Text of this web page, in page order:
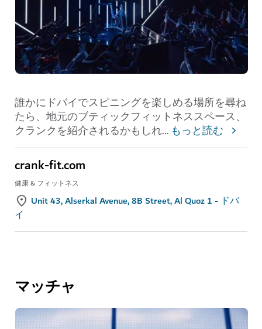
誰かにドバイでスピニングを楽しめる場所を尋ね
たら、地元のブティックフィットネススペース、
クランクを紹介されるかもしれ... もっと読む
crank-fit.com
健康 & フィットネス
Unit 43, Alserkal Avenue, 8B Street, Al Quoz 1 - ドバ
イ
マッチャ